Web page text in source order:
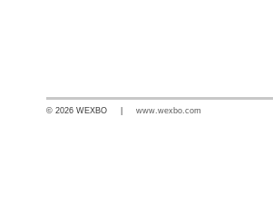
© 2026 WEXBO | www.wexbo.com